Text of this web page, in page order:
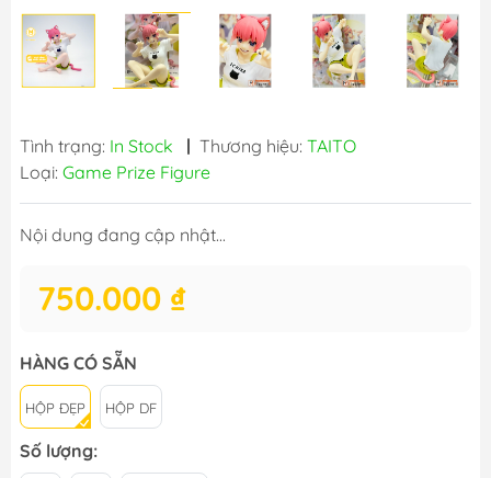
Tình trạng: In Stock | Thương hiệu: TAITO
Loại: Game Prize Figure
Nội dung đang cập nhật...
750.000 ₫
HÀNG CÓ SẴN
HỘP ĐẸP HỘP DF
Số lượng: